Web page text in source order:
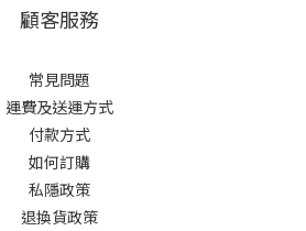
顧客服務
常見問題
運費及送運方式
付款方式
如何訂購
私隱政策
退換貨政策